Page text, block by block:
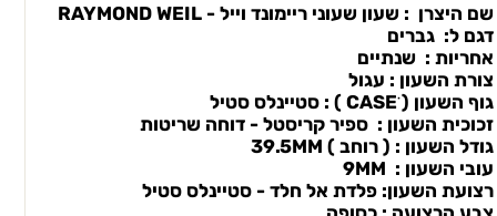
שם היצרן : שעון שעוני ריימונד וייל - RAYMOND WEIL
דגם ל: גברים
אחריות : שנתיים
צורת השעון : עגול
גוף השעון ( CASEׂ ) : סטיינלס סטיל
זכוכית השעון : ספיר קריסטל - דוחה שריטות
גודל השעון : ( רוחב ) 39.5MM
עובי השעון : 9MM
רצועת השעון: פלדת אל חלד - סטיינלס סטיל